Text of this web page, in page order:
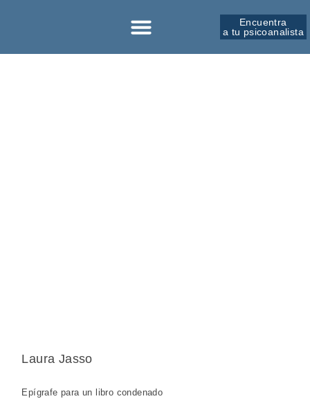
Encuentra
a tu psicoanalista
Laura Jasso
Epígrafe para un libro condenado